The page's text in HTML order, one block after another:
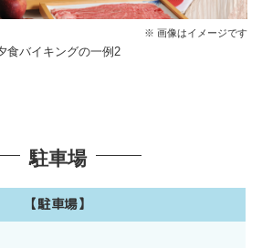
※ 画像はイメージです
食バイキングの一例2
駐車場
【駐車場】